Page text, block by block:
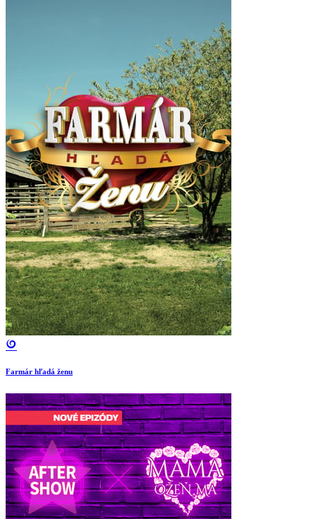
Farmár hľadá ženu